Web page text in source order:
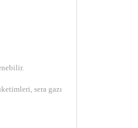
sera gazı